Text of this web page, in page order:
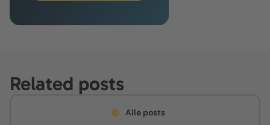
Related posts
Alle posts